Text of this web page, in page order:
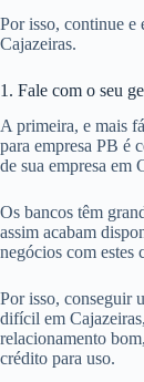
Por isso, continue e
Cajazeiras.
1. Fale com o seu
A primeira, e mais
para empresa PB é
de sua empresa em
Os bancos têm
assim acabam
negócios com estes
Por isso, conseguir
difícil em
relacionamento
crédito para uso.